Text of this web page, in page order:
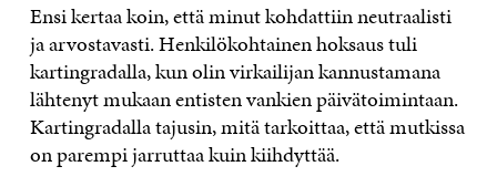
Ensi kertaa koin, että minut kohdattiin neutraalisti
ja arvostavasti. Henkilökohtainen hoksaus tuli
kartingradalla, kun olin virkailijan kannustamana
lähtenyt mukaan entisten vankien päivätoimintaan.
Kartingradalla tajusin, mitä tarkoittaa, että mutkissa
on parempi jarruttaa kuin kiihdyttää.